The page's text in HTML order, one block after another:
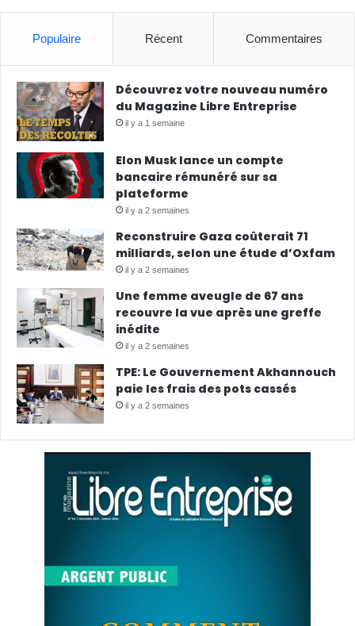
Populaire Récent Commentaires
Découvrez votre nouveau numéro
du Magazine Libre Entreprise
il y a 1 semaine
Elon Musk lance un compte
bancaire rémunéré sur sa
plateforme
il y a 2 semaines
Reconstruire Gaza coûterait 71
milliards, selon une étude d’Oxfam
il y a 2 semaines
Une femme aveugle de 67 ans
recouvre la vue après une greffe
inédite
il y a 2 semaines
TPE: Le Gouvernement Akhannouch
paie les frais des pots cassés
il y a 2 semaines